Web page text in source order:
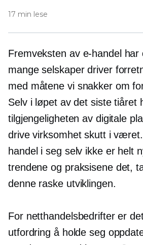
17 min lese
Fremveksten av e-handel
mange selskaper driver
med måtene vi snakker om
Selv i løpet av det siste tiåret
tilgjengeligheten av digitale
drive virksomhet skutt i
handel i seg selv ikke er helt
trendene og praksisene det,
denne raske utviklingen.
For netthandelsbedrifter er
utfordring å holde seg